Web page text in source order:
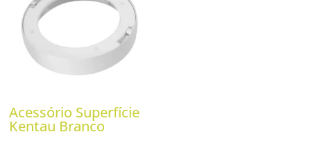
Acessório Superfície
Kentau Branco